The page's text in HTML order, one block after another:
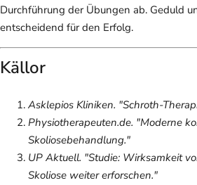
Durchführung der Übungen ab. Geduld
entscheidend für den Erfolg.
Källor
Asklepios Kliniken. "Schroth-
Physiotherapeuten.de. "Moderne
Skoliosebehandlung."
UP Aktuell. "Studie: Wirksamkeit
Skoliose weiter erforschen."